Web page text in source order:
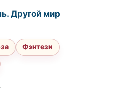
Другой мир
Фэнтези